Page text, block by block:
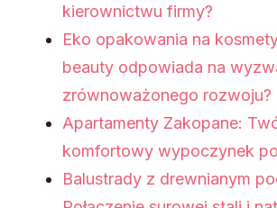
kierownictwu firmy?
Eko opakowania na
beauty odpowiada na
zrównoważonego rozwoju?
Apartamenty Zakopane:
komfortowy wypoczynek
Balustrady z drewnianym